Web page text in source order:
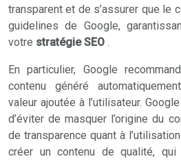
transparent et de s’assurer que le
guidelines de Google,
votre stratégie SEO .
En particulier, Google
contenu généré
valeur ajoutée à l’utilisateur.
d’éviter de masquer l’origine du
de transparence quant à
créer un contenu de qualité,